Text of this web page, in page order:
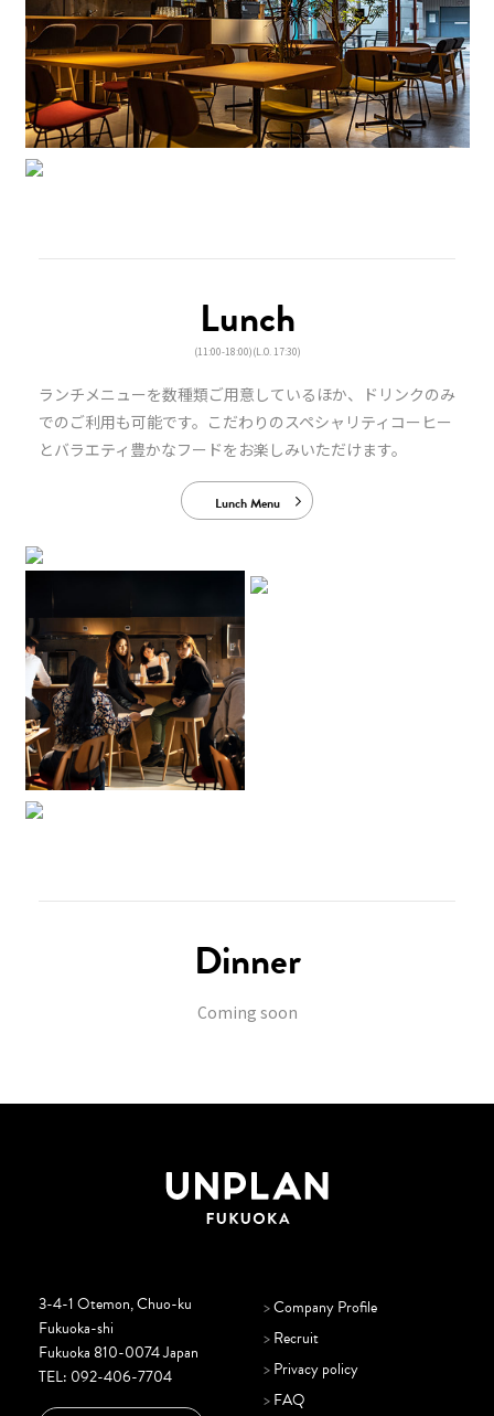
Lunch
(11:00-18:00)(L.O. 17:30)
ランチメニューを数種類ご用意しているほか、ドリンクのみ
でのご利用も可能です。 こだわりのスペシャリティコーヒー
とバラエティ豊かなフードをお楽しみいただけます。
Lunch Menu
Dinner
Coming soon
3-4-1 Otemon, Chuo-ku
Fukuoka-shi
Fukuoka 810-0074 Japan
TEL: 092-406-7704
>Company Profile
>Recruit
>Privacy policy
>FAQ